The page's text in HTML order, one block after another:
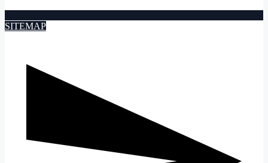
SITEMAP